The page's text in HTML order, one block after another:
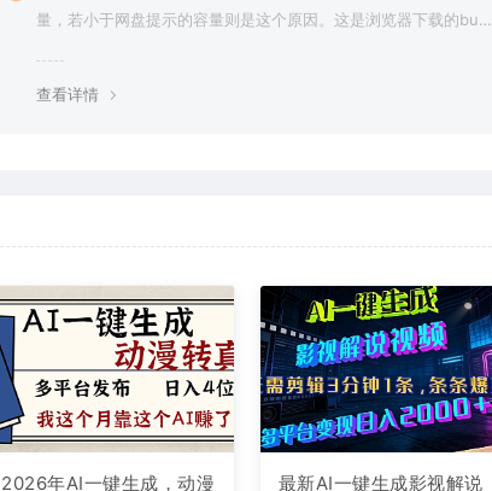
量，若小于网盘提示的容量则是这个原因。这是浏览器下载的bu
查看详情
2026年AI一键生成，动漫
最新AI一键生成影视解说